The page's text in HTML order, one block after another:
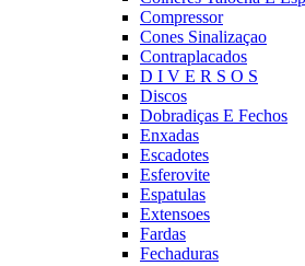
Compressor
Cones Sinalizaçao
Contraplacados
D I V E R S O S
Discos
Dobradiças E Fechos
Enxadas
Escadotes
Esferovite
Espatulas
Extensoes
Fardas
Fechaduras